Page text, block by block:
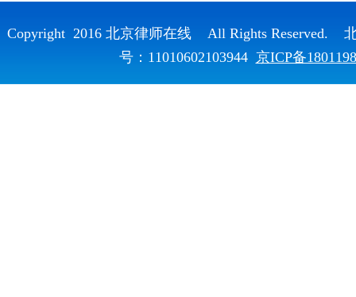
Copyright 2016 北京律师在线 All Rights Reserved.
号：11010602103944 京ICP备